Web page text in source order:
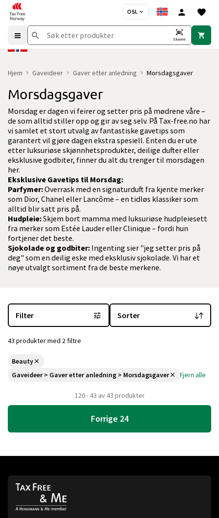
OSL
Skanne
Hjem Gaveideer Gaver etter anledning Morsdagsgaver
Morsdagsgaver
Morsdag er dagen vi feirer og setter pris på mødrene våre –
de som alltid stiller opp og gir av seg selv. På Tax-free.no har
vi samlet et stort utvalg av fantastiske gavetips som
garantert vil gjøre dagen ekstra spesiell. Enten du er ute
etter luksuriøse skjønnhetsprodukter, deilige dufter eller
eksklusive godbiter, finner du alt du trenger til morsdagen
her.
Eksklusive Gavetips til Morsdag:
Parfymer:Overrask med en signaturduft fra kjente merker
som Dior, Chanel eller Lancôme – en tidløs klassiker som
alltid blir satt pris på.
Hudpleie:Skjem bort mamma med luksuriøse hudpleiesett
fra merker som Estée Lauder eller Clinique – fordi hun
fortjener det beste.
Sjokolade og godbiter: Ingenting sier "jeg setter pris på
deg" som en deilig eske med eksklusiv sjokolade. Vi har et
nøye utvalgt sortiment fra de beste merkene.
Filter Sorter
43 produkter med 2 filtre
Beauty
Gaveideer > Gaver etter anledning > Morsdagsgaver
Fjern alle
120 - 43 av 43 produkter
Forrige 24